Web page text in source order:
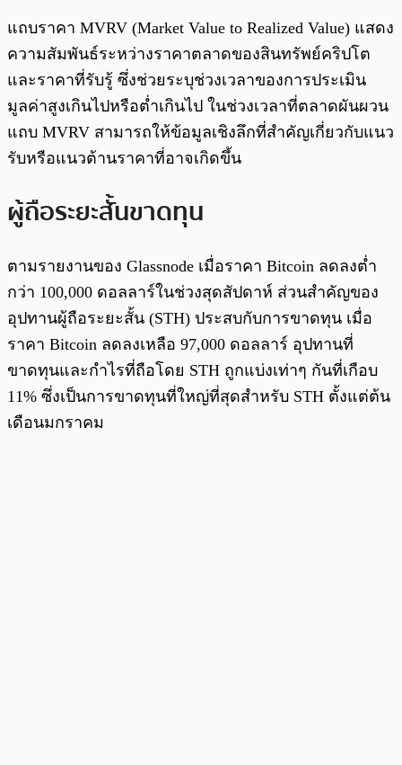
แถบราคา MVRV (Market Value to Realized Value) แสดง
ความสัมพันธ์ระหว่างราคาตลาดของสินทรัพย์คริปโต
และราคาที่รับรู้ ซึ่งช่วยระบุช่วงเวลาของการประเมิน
มูลค่าสูงเกินไปหรือต่ำเกินไป ในช่วงเวลาที่ตลาดผันผวน
แถบ MVRV สามารถให้ข้อมูลเชิงลึกที่สำคัญเกี่ยวกับแนว
รับหรือแนวต้านราคาที่อาจเกิดขึ้น
ผู้ถือระยะสั้นขาดทุน
ตามรายงานของ Glassnode เมื่อราคา Bitcoin ลดลงต่ำ
กว่า 100,000 ดอลลาร์ในช่วงสุดสัปดาห์ ส่วนสำคัญของ
อุปทานผู้ถือระยะสั้น (STH) ประสบกับการขาดทุน เมื่อ
ราคา Bitcoin ลดลงเหลือ 97,000 ดอลลาร์ อุปทานที่
ขาดทุนและกำไรที่ถือโดย STH ถูกแบ่งเท่าๆ กันที่เกือบ
11% ซึ่งเป็นการขาดทุนที่ใหญ่ที่สุดสำหรับ STH ตั้งแต่ต้น
เดือนมกราคม